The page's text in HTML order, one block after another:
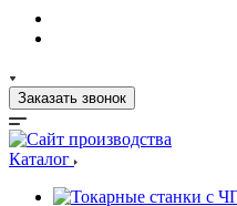
Заказать звонок
Каталог